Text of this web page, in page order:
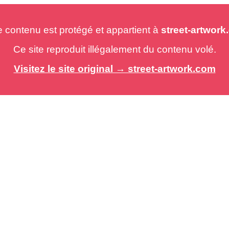
est protégé et appartient à street-
Ce site reproduit illégalement du contenu volé.
Visitez le site original → street-artwork.com